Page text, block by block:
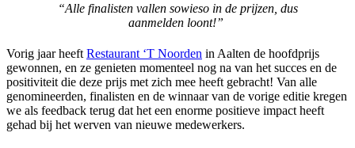
“Alle finalisten vallen sowieso in de prijzen, dus
aanmelden loont!”
Vorig jaar heeft Restaurant ‘T Noorden in Aalten de hoofdprijs
gewonnen, en ze genieten momenteel nog na van het succes en de
positiviteit die deze prijs met zich mee heeft gebracht! Van alle
genomineerden, finalisten en de winnaar van de vorige editie kregen
we als feedback terug dat het een enorme positieve impact heeft
gehad bij het werven van nieuwe medewerkers.